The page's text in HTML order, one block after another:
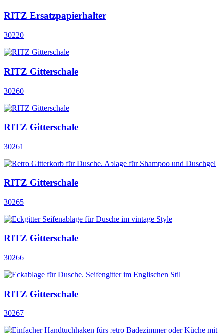
RITZ Ersatzpapierhalter
30220
RITZ Gitterschale
30260
RITZ Gitterschale
30261
RITZ Gitterschale
30265
RITZ Gitterschale
30266
RITZ Gitterschale
30267